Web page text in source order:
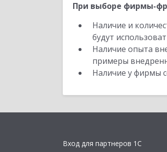
При выборе фирмы-
Наличие и
будут
Наличие опыта
примеры
Наличие у фирмы
Вход для партнеров 1С